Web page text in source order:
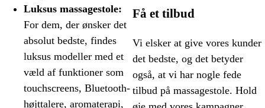
Luksus massagestole:
For dem, der ønsker det
absolut bedste, findes
luksus modeller med et
væld af funktioner som
touchscreens, Bluetooth-
højttalere, aromaterapi,
Få et tilbud
Vi elsker at give vores kunder
det bedste, og det betyder
også, at vi har nogle fede
tilbud på massagestole. Hold